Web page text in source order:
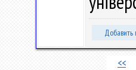
Добавить
<<